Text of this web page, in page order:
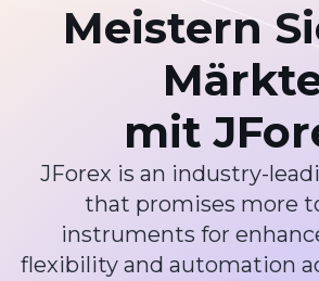
Meistern
mit
JForex is an industry-
that promises more
instruments for
flexibility and automation